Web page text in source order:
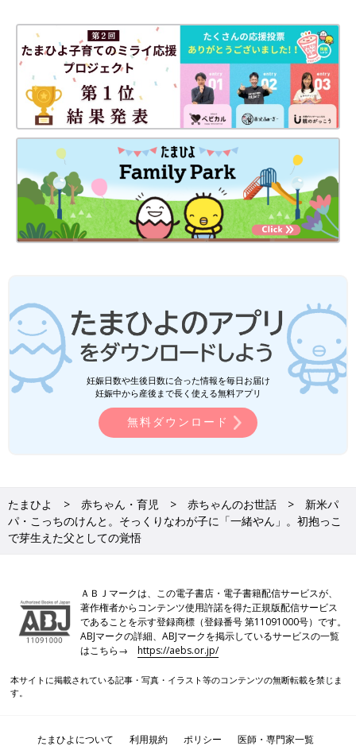
妊娠日数や生後日数に合った情報を毎日お届け
妊娠中から産後まで長く使える無料アプリ
無料ダウンロード
たまひよ 赤ちゃん・育児 赤ちゃんのお世話
新米パ
パ・こっちのけんと。そっくりなわが子に「一緒やん」。初抱っこ
で芽生えた父としての覚悟
ＡＢＪマークは、この電子書店・電子書籍配信サービスが、
著作権者からコンテンツ使用許諾を得た正規版配信サービス
であることを示す登録商標（登録番号 第11091000号）です。
ABJマークの詳細、ABJマークを掲示しているサービスの一覧
はこちら→https://aebs.or.jp/
本サイトに掲載されている記事・写真・イラスト等のコンテンツの無断転載を禁じま
す。
たまひよについて 利用規約 ポリシー
医師・専門家一覧